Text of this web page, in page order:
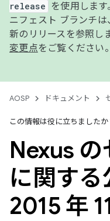
release
を使用します。
ニフェスト ブランチ
新のリリースを参照し
変更点をご覧ください。
AOSP ドキュメント
この情報は役に立ちましたか
Nexus の
に関す
2015 年